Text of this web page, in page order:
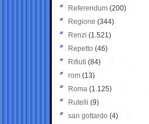
Referendum (200)
Regione (344)
Renzi (1.521)
Repetto (46)
Rifiuti (84)
rom (13)
Roma (1.125)
Rutelli (9)
san gottardo (4)